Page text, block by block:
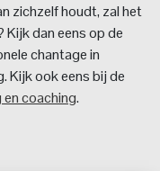
zichzelf houdt, zal het
Kijk dan eens op de
chantage in
Kijk ook eens bij de
coaching.